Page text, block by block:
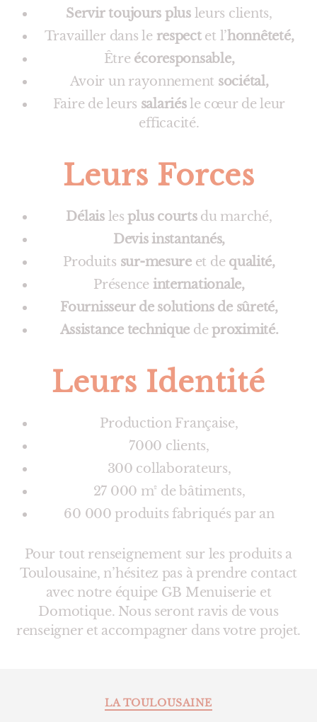
Servir toujours plusleurs clients,
Travailler dans le respectet l’honnêteté,
Être écoresponsable,
Avoir un rayonnement sociétal,
Faire de leurs salariésle cœur de leur
efficacité.
Leurs Forces
Délaisles plus courts du marché,
Devis instantanés,
Produits sur-mesure et de qualité,
Présence internationale,
Fournisseur de solutions de sûreté,
Assistance technique de proximité.
Leurs Identité
Production Française,
7000 clients,
300 collaborateurs,
27 000 m² de bâtiments,
60 000 produits fabriqués par an
Pour tout renseignement sur les produits a
Toulousaine, n’hésitez pas à prendre contact
avec notre équipe GB Menuiserie et
Domotique. Nous seront ravis de vous
renseigner et accompagner dans votre projet.
Catégories
LA TOULOUSAINE